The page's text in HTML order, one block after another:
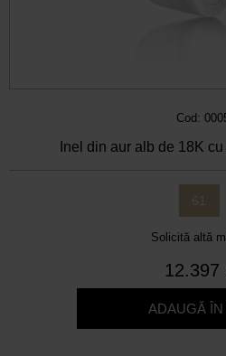
Cod:
Inel din aur alb de 18K
61
Solicită altă
12.397
ADAUGĂ ÎN